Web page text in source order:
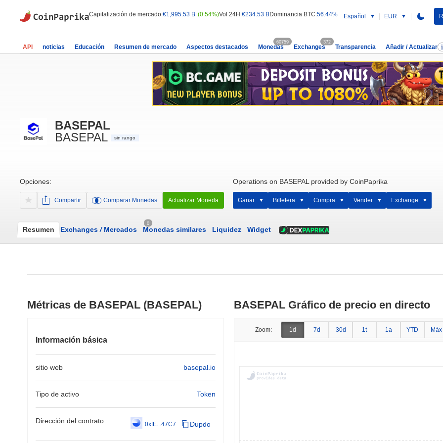
Capitalización de mercado:€1,995.53 B (0.54%)Vol 24H:€234.53 BDominancia BTC:56.44% Español EUR
API noticias Educación Resumen de mercado Aspectos destacados Monedas
60759
Exchanges
372
Transparencia Añadir / Actualizar
BASEPAL
BASEPAL
sin rango
Opciones:
Compartir Comparar Monedas Actualizar Moneda
Operations on BASEPAL provided by CoinPaprika
Ganar Billetera Compra Vender Exchange
Resumen Exchanges /Mercados
0
Monedas similares Liquidez Widget
Métricas de BASEPAL (BASEPAL)
Información básica
sitio web basepal.io
Tipo de activo Token
Dirección del contrato 0xfE...47C7 Dupdo
BASEPAL Gráfico de precio en directo
Zoom: 1d 7d 30d 1t 1a YTD Máx